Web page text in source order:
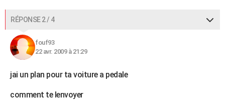
RÉPONSE 2 / 4
fouf93
22 avr. 2009 à 21:29
jai un plan pour ta voiture a pedale
comment te lenvoyer